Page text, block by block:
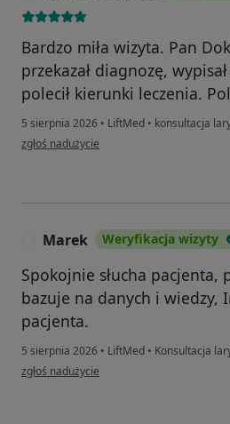
Bardzo miła wizyta. Pan
przekazał diagnozę,
polecił kierunki leczenia.
5 sierpnia 2026 • LiftMed • konsultacja
w opinii użytkownika Karina Przygoda
zgłoś nadużycie
Marek Weryfikacja wizyty
Spokojnie słucha pacjenta,
bazuje na danych i wiedzy,
pacjenta.
5 sierpnia 2026 • LiftMed • Konsultacja
w opinii użytkownika Marek
zgłoś nadużycie